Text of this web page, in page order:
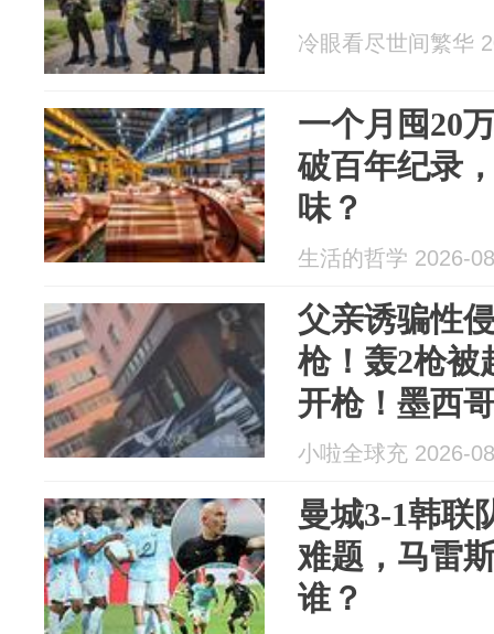
冷眼看尽世间繁华
一个月囤20
破百年纪录
味？
生活的哲学 2026-
父亲诱骗性
枪！轰2枪被
开枪！墨西
小啦全球充 2026-
曼城3-1韩联
难题，马雷
谁？